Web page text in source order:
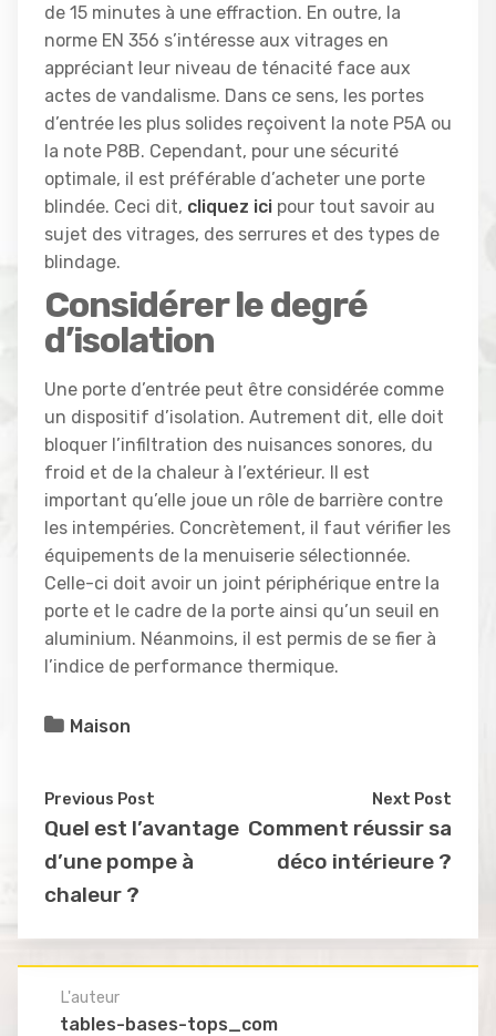
de 15 minutes à une effraction. En outre, la
norme EN 356 s’intéresse aux vitrages en
appréciant leur niveau de ténacité face aux
actes de vandalisme. Dans ce sens, les portes
d’entrée les plus solides reçoivent la note P5A ou
la note P8B. Cependant, pour une sécurité
optimale, il est préférable d’acheter une porte
blindée. Ceci dit, cliquez ici pour tout savoir au
sujet des vitrages, des serrures et des types de
blindage.
Considérer le degré
d’isolation
Une porte d’entrée peut être considérée comme
un dispositif d’isolation. Autrement dit, elle doit
bloquer l’infiltration des nuisances sonores, du
froid et de la chaleur à l’extérieur. Il est
important qu’elle joue un rôle de barrière contre
les intempéries. Concrètement, il faut vérifier les
équipements de la menuiserie sélectionnée.
Celle-ci doit avoir un joint périphérique entre la
porte et le cadre de la porte ainsi qu’un seuil en
aluminium. Néanmoins, il est permis de se fier à
l’indice de performance thermique.
Maison
Previous Post
Quel est l’avantage
d’une pompe à
chaleur ?
Next Post
Comment réussir sa
déco intérieure ?
L'auteur
tables-bases-tops_com